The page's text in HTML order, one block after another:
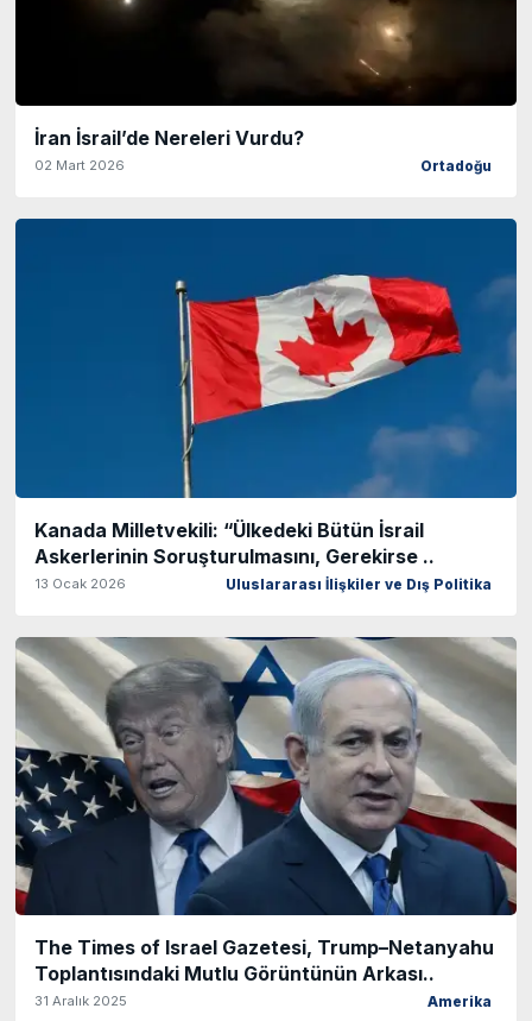
İran İsrail’de Nereleri Vurdu?
02 Mart 2026 Ortadoğu
Kanada Milletvekili: “Ülkedeki Bütün İsrail
Askerlerinin Soruşturulmasını, Gerekirse ..
13 Ocak 2026 Uluslararası İlişkiler ve Dış Politika
The Times of Israel Gazetesi, Trump–Netanyahu
Toplantısındaki Mutlu Görüntünün Arkası..
31 Aralık 2025 Amerika